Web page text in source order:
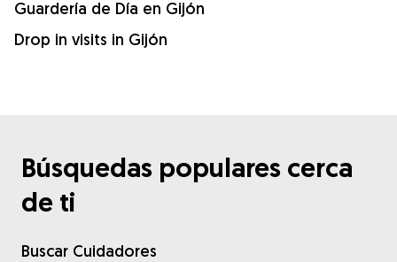
Guardería de Día en Gijón
Drop in visits in Gijón
Búsquedas populares cerca
de ti
Buscar Cuidadores